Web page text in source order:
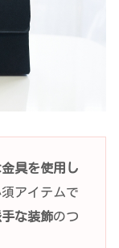
具を使用し
アイテムで
な装飾のつ